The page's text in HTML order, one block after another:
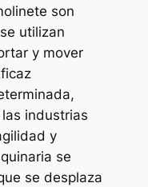
son
utilizan
y mover
industrias
y
se
se desplaza